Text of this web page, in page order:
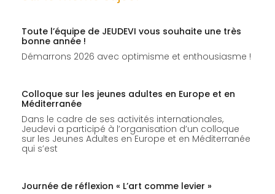
Toute l’équipe de JEUDEVI vous souhaite une très
bonne année !
Démarrons 2026 avec optimisme et enthousiasme !
Colloque sur les jeunes adultes en Europe et en
Méditerranée
Dans le cadre de ses activités internationales,
Jeudevi a participé à l’organisation d’un colloque
sur les Jeunes Adultes en Europe et en Méditerranée
qui s’est
Journée de réflexion « L’art comme levier »